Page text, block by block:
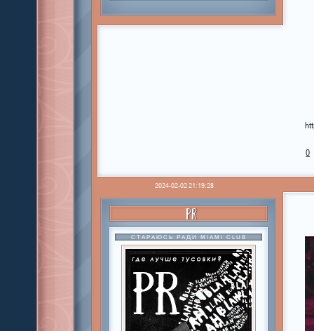
0
2024-02-02 21:19:28
PR
СТАРАЮСЬ РАДИ MIAMI CLUB